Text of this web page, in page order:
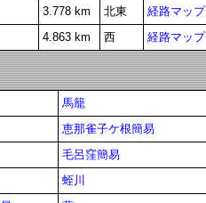
3.778 km 北東
経路マップ
4.863 km 西 経路マップ
馬籠
恵那雀子ケ根簡易
毛呂窪簡易
蛭川